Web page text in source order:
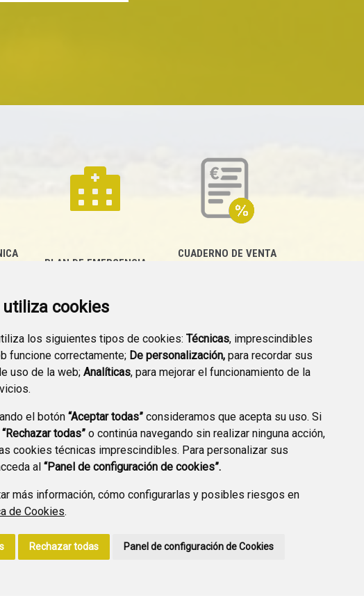
utiliza cookies
los siguientes tipos de cookies: Técnicas, imprescindibles
funcione correctamente; De personalización, para recordar sus
uso de la web; Analíticas, para mejorar el funcionamiento de la
el botón “Aceptar todas” consideramos que acepta su uso. Si
“Rechazar todas” o continúa navegando sin realizar ninguna acción,
cookies técnicas imprescindibles. Para personalizar sus
al “Panel de configuración de cookies”.
más información, cómo configurarlas y posibles riesgos en
de Cookies.
Rechazar todas Panel de configuración de Cookies
PLAN DE EMERGENCIA
CUADERNO DE VENTA
PREGUNTAS
FRECUENTES
PLAN DE ACCIÓN LOCAL
2030